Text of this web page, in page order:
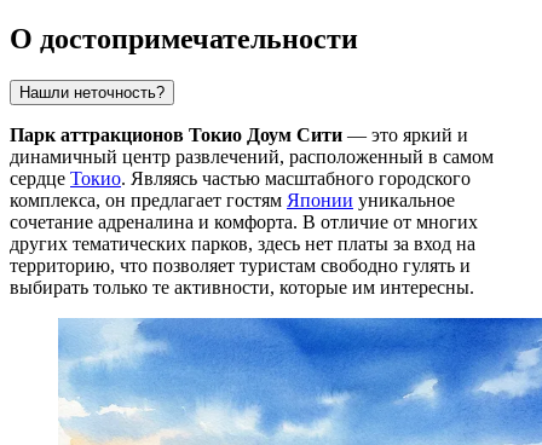
О достопримечательности
Нашли неточность?
Парк аттракционов Токио Доум Сити — это яркий и
динамичный центр развлечений, расположенный в самом
сердце Токио. Являясь частью масштабного городского
комплекса, он предлагает гостям Японии уникальное
сочетание адреналина и комфорта. В отличие от многих
других тематических парков, здесь нет платы за вход на
территорию, что позволяет туристам свободно гулять и
выбирать только те активности, которые им интересны.